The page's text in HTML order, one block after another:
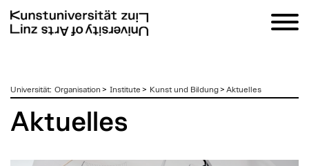
zumUniversität: Organisation > Institute > Kunst und Bildung> Aktuelles
Aktuelles